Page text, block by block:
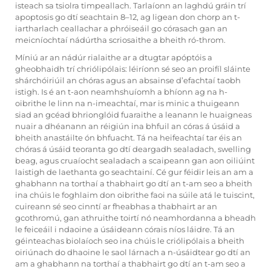
isteach sa tsiolra timpeallach. Tarlaíonn an laghdú gráin trí
apoptosis go dtí seachtain 8–12, ag ligean don chorp an t-
iartharlach ceallachar a phróiseáil go córasach gan an
meicníochtaí nádúrtha scriosaithe a bheith ró-throm.
Míniú ar an nádúr rialaithe ar a dtugtar apóptóis a
gheobhaidh trí chriólipólais: léiríonn sé seo an proifíl sláinte
shárchóiriúil an chóras agus an absainse d’efachtaí taobh
istigh. Is é an t-aon neamhshuíomh a bhíonn ag na h-
oibrithe le linn na n-imeachtaí, mar is minic a thuigeann
siad an gcéad bhrionglóid fuaraithe a leanann le huaigneas
nuair a dhéanann an réigiún ina bhfuil an córas á úsáid a
bheith anastáilte ón bhfuacht. Tá na heifeachtaí tar éis an
chóras á úsáid teoranta go dtí deargadh sealadach, swelling
beag, agus cruaíocht sealadach a scaipeann gan aon oiliúint
laistigh de laethanta go seachtainí. Cé gur féidir leis an am a
ghabhann na torthaí a thabhairt go dtí an t-am seo a bheith
ina chúis le foghlaim don oibrithe faoi na súile atá le tuiscint,
cuireann sé seo cinntí ar fheabhas a thabhairt ar an
gcothromú, gan athruithe toirtí nó neamhordanna a bheadh
le feiceáil i ndaoine a úsáideann córais níos láidre. Tá an
géinteachas biolaíoch seo ina chúis le criólipólais a bheith
oiriúnach do dhaoine le saol lárnach a n-úsáidtear go dtí an
am a ghabhann na torthaí a thabhairt go dtí an t-am seo a